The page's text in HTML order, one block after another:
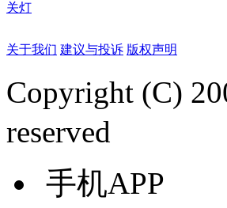
关灯
关于我们 建议与投诉 版权声明
Copyright (C)
reserved
手机APP